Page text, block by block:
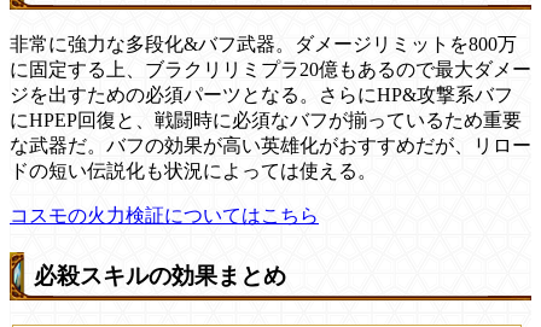
非常に強力な多段化&バフ武器。ダメージリミットを800万
に固定する上、ブラクリリミプラ20億もあるので最大ダメー
ジを出すための必須パーツとなる。さらにHP&攻撃系バフ
にHPEP回復と、戦闘時に必須なバフが揃っているため重要
な武器だ。バフの効果が高い英雄化がおすすめだが、リロー
ドの短い伝説化も状況によっては使える。
コスモの火力検証についてはこちら
必殺スキルの効果まとめ